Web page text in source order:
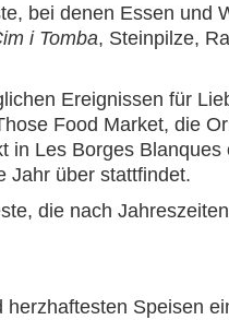
bei denen Essen
i Tomba, Steinpilze,
Ereignissen für
Food Market, die
in Les Borges
Jahr über stattfindet.
die nach
Speisen